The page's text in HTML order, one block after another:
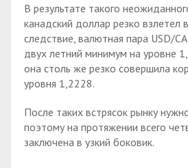
В результате такого
канадский доллар резко взлетел
следствие, валютная пара USD/
двух летний минимум на уровне
она столь же резко совершила
уровня 1,2228.
После таких встрясок рынку
поэтому на протяжении всего
заключена в узкий боковик.